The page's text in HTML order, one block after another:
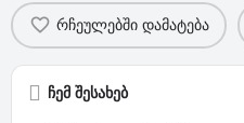
რჩეულებში დამატება
ჩემ შესახებ